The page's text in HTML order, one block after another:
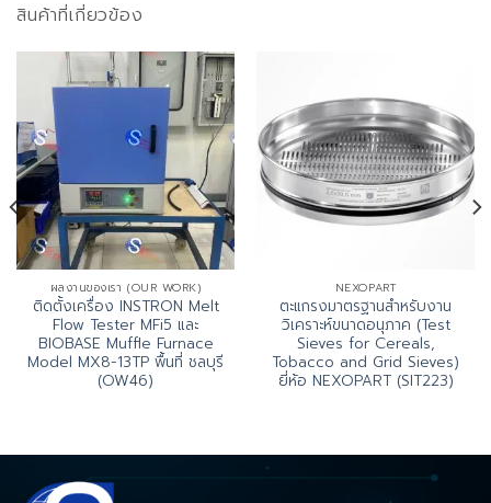
สินค้าที่เกี่ยวข้อง
ผลงานของเรา (OUR WORK)
ติดตั้งเครื่อง INSTRON Melt
Flow Tester MFi5 และ
BIOBASE Muffle Furnace
Model MX8-13TP พื้นที่ ชลบุรี
(OW46)
NEXOPART
ตะแกรงมาตรฐานสำหรับงาน
วิเคราะห์ขนาดอนุภาค (Test
Sieves for Cereals,
Tobacco and Grid Sieves)
ยี่ห้อ NEXOPART (SIT223)